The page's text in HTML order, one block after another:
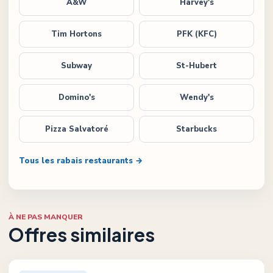
A&W Harvey's
Tim Hortons PFK (KFC)
Subway St-Hubert
Domino's Wendy's
Pizza Salvatoré Starbucks
Tous les rabais restaurants →
À NE PAS MANQUER
Offres similaires